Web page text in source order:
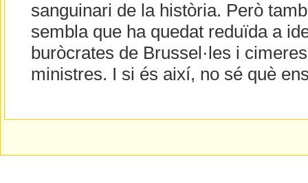
sanguinari de la història. Però
sembla que ha quedat reduïda a
buròcrates de Brussel·les i
ministres. I si és així, no sé què